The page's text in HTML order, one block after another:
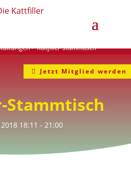
>Kattfiller-Stammtisch
Jetzt Mitglied werden
18:11 - 21:00